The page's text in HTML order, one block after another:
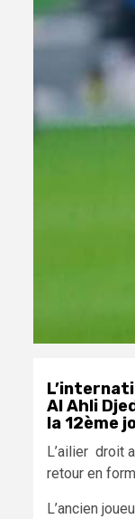
Al Ahli
la 12ème
L’ailier droit
retour en
L’ancien